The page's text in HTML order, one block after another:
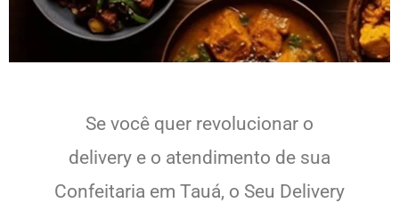
Se você quer revolucionar o
delivery e o atendimento de sua
Confeitaria em Tauá, o Seu Delivery